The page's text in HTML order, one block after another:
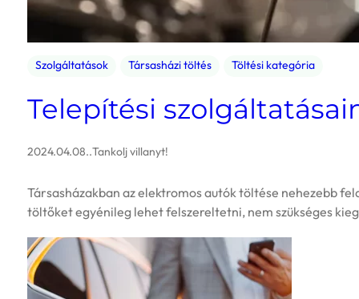
Szolgáltatások Társasházi töltés Töltési kategória
Telepítési
2024.04.08..Tankolj villanyt!
Társasházakban az elektromos autók töltése nehezebb
töltőket egyénileg lehet felszereltetni, nem szükséges